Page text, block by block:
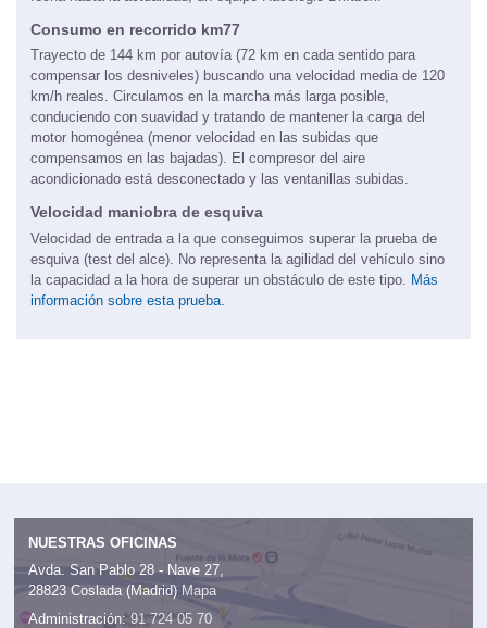
Consumo en recorrido km77
Trayecto de 144 km por autovía (72 km en cada sentido para
compensar los desniveles) buscando una velocidad media de 120
km/h reales. Circulamos en la marcha más larga posible,
conduciendo con suavidad y tratando de mantener la carga del
motor homogénea (menor velocidad en las subidas que
compensamos en las bajadas). El compresor del aire
acondicionado está desconectado y las ventanillas subidas.
Velocidad maniobra de esquiva
Velocidad de entrada a la que conseguimos superar la prueba de
esquiva (test del alce). No representa la agilidad del vehículo sino
la capacidad a la hora de superar un obstáculo de este tipo. Más
información sobre esta prueba.
NUESTRAS OFICINAS
Avda. San Pablo 28 - Nave 27,
28823 Coslada (Madrid) Mapa
Administración: 91 724 05 70